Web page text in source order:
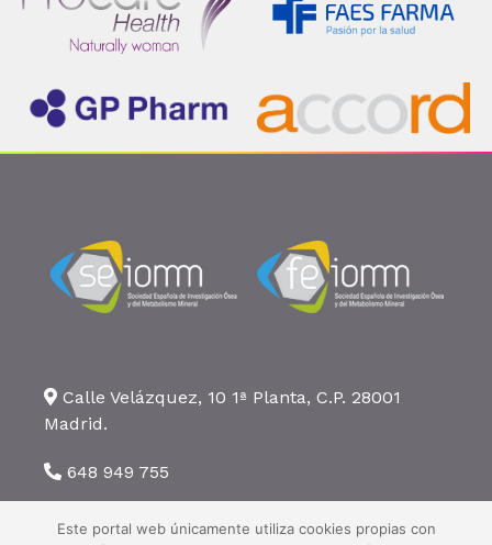
Calle Velázquez, 10 1ª Planta, C.P. 28001
Madrid.
648 949 755
seiomm@seiomm.org
Este portal web únicamente utiliza cookies propias con